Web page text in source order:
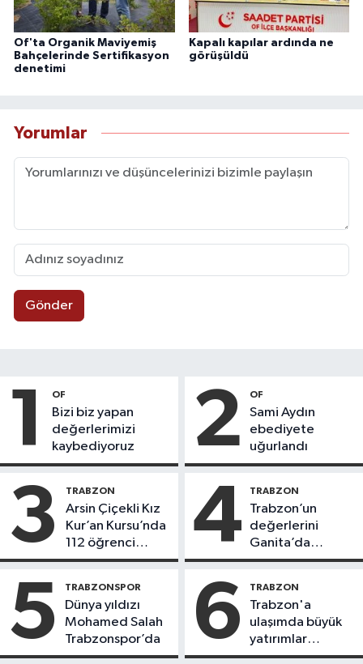
Of'ta Organik Maviyemiş
Bahçelerinde Sertifikasyon
denetimi
Kapalı kapılar ardında ne
görüşüldü
Yorumlar
Gönder
1 OF
Bizi biz yapan
değerlerimizi
kaybediyoruz
2 OF
Sami Aydın
ebediyete
uğurlandı
3 TRABZON
Arsin Çiçekli Kız
Kur’an Kursu’nda
112 öğrenci
icazet aldı
4 TRABZON
Trabzon’un
değerlerini
Ganita’da
yaşatıyoruz
5 TRABZONSPOR
Dünya yıldızı
Mohamed Salah
Trabzonspor’da
6 TRABZON
Trabzon'a
ulaşımda büyük
yatırımlar
yapılıyor